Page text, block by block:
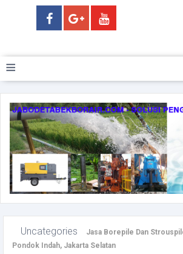
≡
Uncategories
Jasa Borepile Dan
Pondok Indah, Jakarta Selatan